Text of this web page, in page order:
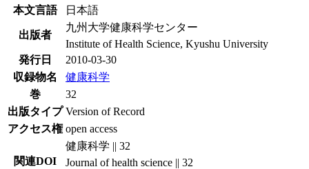
本文言語 日本語
出版者
九州大学健康科学センター
Institute of Health Science, Kyushu University
発行日
2010-03-30
収録物名
健康科学
巻
32
出版タイプ Version of Record
アクセス権 open access
関連DOI
健康科学 || 32
Journal of health science || 32